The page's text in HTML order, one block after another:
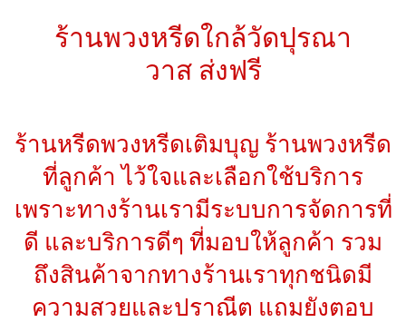
ร้านพวงหรีดใกล้วัดปุรณา
วาส ส่งฟรี
ร้านหรีดพวงหรีดเติมบุญ ร้านพวงหรีด
ที่ลูกค้า ไว้ใจและเลือกใช้บริการ
เพราะทางร้านเรามีระบบการจัดการที่
ดี และบริการดีๆ ที่มอบให้ลูกค้า รวม
ถึงสินค้าจากทางร้านเราทุกชนิดมี
ความสวยและปราณีต แถมยังตอบ